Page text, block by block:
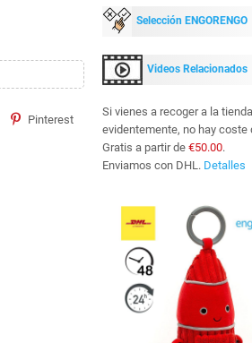
Pinterest
Selección ENGORENGO
Videos Relacionados
Si vienes a recoger a la
evidentemente, no hay coste
Gratis a partir de €50.00.
Enviamos con DHL. Detalles